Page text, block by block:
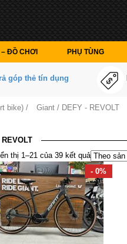
ĐỒ CHƠI PHỤ TÙNG
góp thẻ tín dụng
bike) / Giant / DEFY - REVOLT
REVOLT
thị 1–21 của 39 kết quả
- 0%